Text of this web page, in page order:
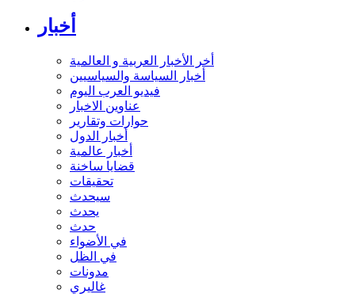
أخبار
أخر الأخبار العربية و العالمية
أخبار السياسة والسياسيين
فيديو العرب اليوم
عناوين الاخبار
حوارات وتقارير
أخبار الدول
أخبار عالمية
قضايا ساخنة
تحقيقات
سيحدث
يحدث
حدث
في الأضواء
في الظل
مدونات
غاليري